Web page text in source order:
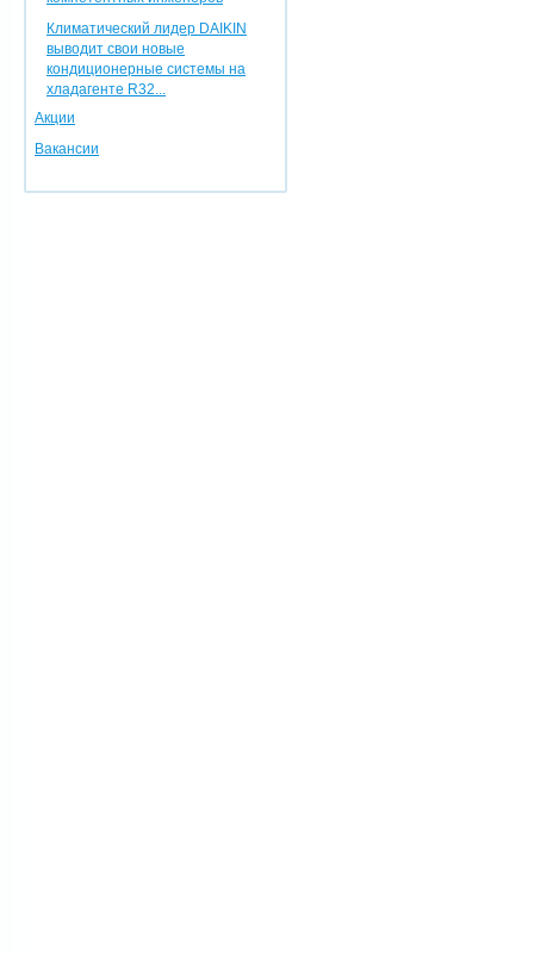
Климатический лидер DAIKIN
выводит свои новые
кондиционерные системы на
хладагенте R32...
Акции
Вакансии